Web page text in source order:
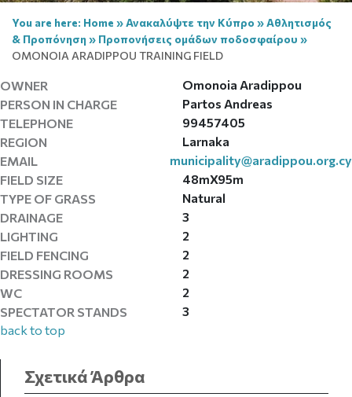
You are here: Home »Ανακαλύψτε την Κύπρο »Αθλητισμός
& Προπόνηση» Προπονήσεις ομάδων ποδοσφαίρου »
OMONOIA ARADIPPOU TRAINING FIELD
OWNER
Omonoia Aradippou
PERSON IN CHARGE
Partos Andreas
TELEPHONE
99457405
REGION
Larnaka
EMAIL
municipality@aradippou.org.cy
FIELD SIZE
48mX95m
TYPE OF GRASS
Natural
DRAINAGE
3
LIGHTING
2
FIELD FENCING
2
DRESSING ROOMS
2
WC
2
SPECTATOR STANDS
3
back to top
Σχετικά Άρθρα